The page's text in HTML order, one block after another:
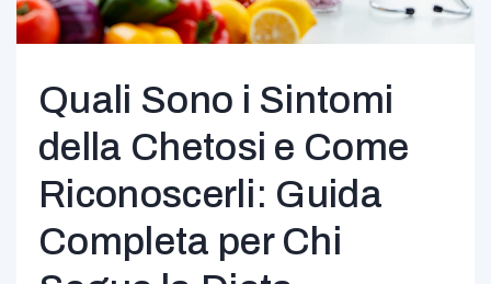
Quali Sono i Sintomi
della Chetosi e Come
Riconoscerli: Guida
Completa per Chi